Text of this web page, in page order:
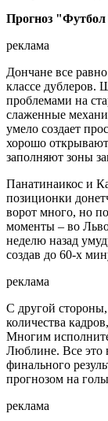
Прогноз "Футбол
реклама
Дончане все
классе дублеров.
проблемами на
слаженные
умело создает
хорошо
заполняют зоны
Панатинаикос и
позиционки
ворот много, но
моменты – во
неделю назад
создав до 60-х
реклама
С другой
количества
Многим
Люблине. Все это
финального
прогнозом на
реклама